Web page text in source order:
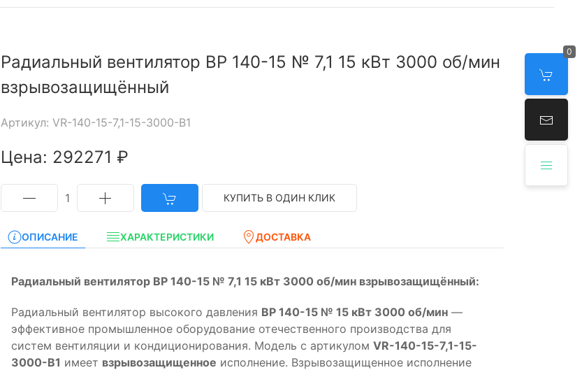
0
Радиальный вентилятор ВР 140-15 № 7,1 15 кВт 3000 об/мин
взрывозащищённый
Артикул: VR-140-15-7,1-15-3000-B1
Цена: 292271 ₽
1 КУПИТЬ В ОДИН КЛИК
ОПИСАНИЕ ХАРАКТЕРИСТИКИ ДОСТАВКА
Радиальный вентилятор ВР 140-15 № 7,1 15 кВт 3000 об/мин взрывозащищённый:
Радиальный вентилятор высокого давления ВР 140-15 № 15 кВт 3000 об/мин —
эффективное промышленное оборудование отечественного производства для
систем вентиляции и кондиционирования. Модель с артикулом VR-140-15-7,1-15-
3000-B1 имеет взрывозащищенное исполнение. Взрывозащищенное исполнение